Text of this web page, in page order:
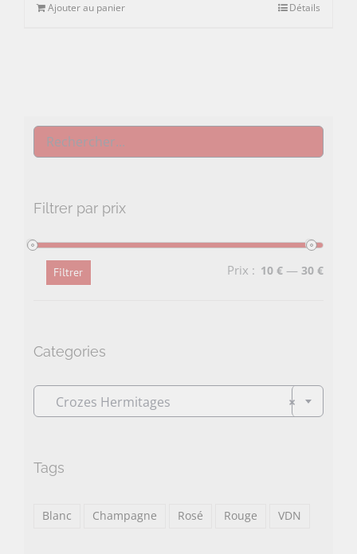
Ajouter au panier Détails
Filtrer par prix
Prix
Prix
Filtrer Prix : 10 € —30 €
Categories
×
Crozes Hermitages
Tags
Blanc Champagne Rosé Rouge VDN